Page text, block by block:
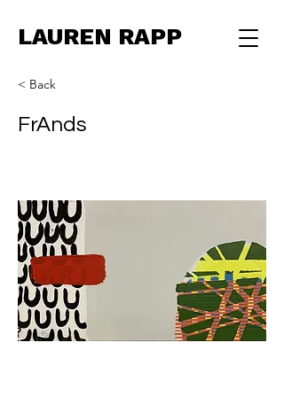
LAUREN RAPP
< Back
FrAnds